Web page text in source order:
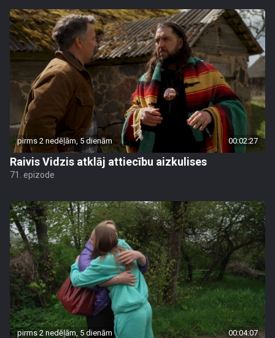
pirms 2 nedēļām, 5 dienām 00:02:27
Raivis Vidzis atklāj attiecību aizkulises
71. epizode
pirms 2 nedēļām, 5 dienām 00:04:07